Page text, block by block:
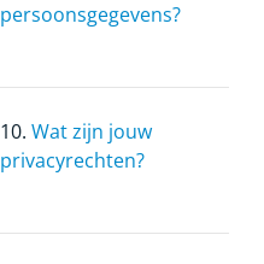
persoonsgegevens?
10. Wat zijn jouw
privacyrechten?